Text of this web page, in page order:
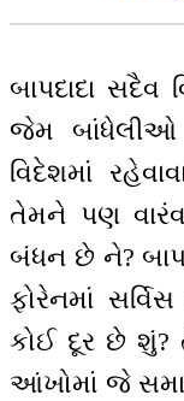
બાપદાદા
જેમ
વિદેશમાં
તેમને પણ
બંધન છે ને?
ફોરેનમાં
કોઈ દૂર છે શું?
આંખોમાં જે